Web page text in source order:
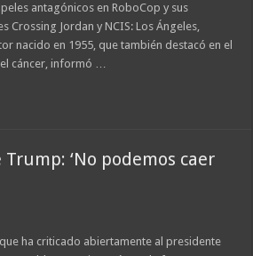
antagónicos en RoboCop y sus
Crossing Jordan y NCIS: Los Ángeles,
nacido en 1955, que también destacó en el
cáncer, informó …
‘No podemos caer
que ha criticado abiertamente al presidente